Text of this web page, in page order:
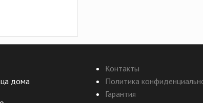
дома
Контакты
Политика
Гарантия